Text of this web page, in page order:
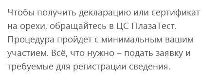
Чтобы получить декларацию или сертификат
на орехи, обращайтесь в ЦС ПлазаТест.
Процедура пройдет с минимальным вашим
участием. Всё, что нужно – подать заявку и
требуемые для регистрации сведения.